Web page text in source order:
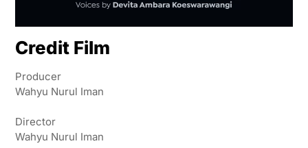
Credit Film
Producer
Wahyu Nurul Iman
Director
Wahyu Nurul Iman